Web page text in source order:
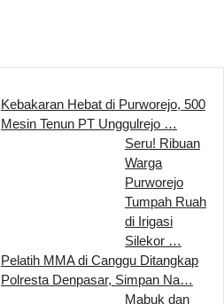
Kebakaran Hebat di Purworejo, 500
Mesin Tenun PT Unggulrejo …
Seru! Ribuan
Warga
Purworejo
Tumpah Ruah
di Irigasi
Silekor …
Pelatih MMA di Canggu Ditangkap
Polresta Denpasar, Simpan Na…
Mabuk dan